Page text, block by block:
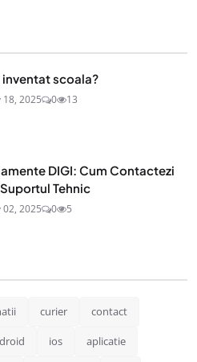
inventat scoala?
18, 2025 0 13
DIGI: Cum Contactezi
Tehnic
02, 2025 0 5
curier contact
ios aplicatie